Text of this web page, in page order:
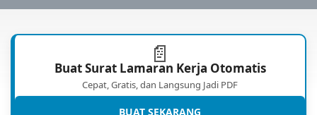
📄
Buat Surat Lamaran Kerja Otomatis
Cepat, Gratis, dan Langsung Jadi PDF
BUAT SEKARANG